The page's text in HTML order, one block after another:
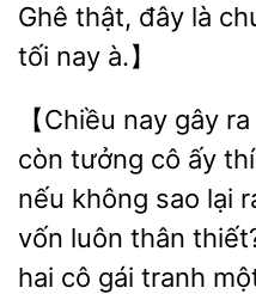
Ghê thật, đây là
tối nay à.】
【Chiều nay gây
còn tưởng cô ấy
nếu không sao lại
vốn luôn thân
cô gái tranh